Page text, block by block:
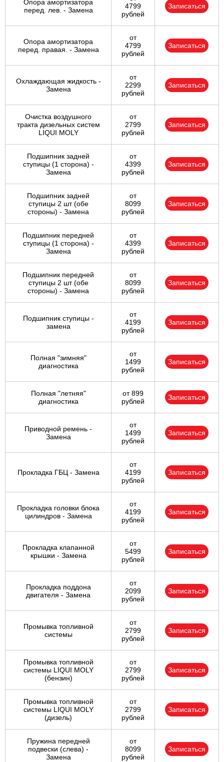
Опора амортизатора
перед. лев. - Замена
4799
рублей
Записаться
Опора амортизатора
перед. правая. - Замена
от
4799
рублей
Записаться
Охлаждающая жидкость -
Замена
от
2299
рублей
Записаться
Очистка воздушного
тракта дизельных систем
LIQUI MOLY
от
2799
рублей
Записаться
Подшипник задней
ступицы (1 сторона) -
Замена
от
4399
рублей
Записаться
Подшипник задней
ступицы 2 шт (обе
стороны) - Замена
от
8099
рублей
Записаться
Подшипник передней
ступицы (1 сторона) -
Замена
от
4399
рублей
Записаться
Подшипник передней
ступицы 2 шт (обе
стороны) - Замена
от
8099
рублей
Записаться
Подшипник ступицы -
замена
от
4199
рублей
Записаться
Полная "зимняя"
диагностика
от
1499
рублей
Записаться
Полная "летняя"
диагностика
от 899
рублей
Записаться
Приводной ремень -
Замена
от
1499
рублей
Записаться
Прокладка ГБЦ - Замена
от
4199
рублей
Записаться
Прокладка головки блока
цилиндров - Замена
от
4199
рублей
Записаться
Прокладка клапанной
крышки - Замена
от
5499
рублей
Записаться
Прокладка поддона
двигателя - Замена
от
2099
рублей
Записаться
Промывка топливной
системы
от
2799
рублей
Записаться
Промывка топливной
системы LIQUI MOLY
(бензин)
от
2799
рублей
Записаться
Промывка топливной
системы LIQUI MOLY
(дизель)
от
2799
рублей
Записаться
Пружина передней
подвески (слева) -
Замена
от
8099
рублей
Записаться